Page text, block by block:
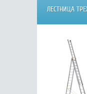
ЛЕСТНИЦА